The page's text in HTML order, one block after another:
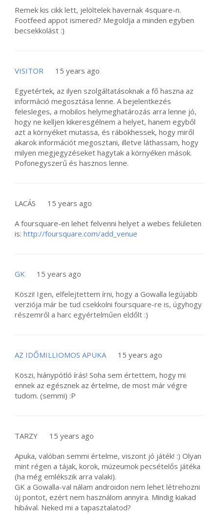
Remek kis cikk lett, jelöltelek havernak 4square-n.
Footfeed appot ismered? Megoldja a minden egyben
becsekkolást :)
VISITOR 15 years ago
Egyetértek, az ilyen szolgáltatásoknak a fő haszna az
információ megosztása lenne. A bejelentkezés
felesleges, a mobilos helymeghatározás arra lenne jó,
hogy ne kelljen kikeresgélnem a helyet, hanem egyből
azt a környéket mutassa, és rábökhessek, hogy miről
akarok információt megosztani, illetve láthassam, hogy
milyen megjegyzéseket hagytak a környéken mások.
Pofonegyszerű és hasznos lenne.
LACÁS 15 years ago
A foursquare-en lehet felvenni helyet a webes felületen
is: http://foursquare.com/add_venue
GK 15 years ago
Köszi! Igen, elfelejtettem írni, hogy a Gowalla legújabb
verziója már be tud csekkolni foursquare-re is, úgyhogy
részemről a harc egyértelműen eldőlt :)
AZ IDŐMILLIOMOS APUKA 15 years ago
Köszi, hiánypótló írás! Soha sem értettem, hogy mi
ennek az egésznek az értelme, de most már végre
tudom. (semmi) :P
TARZY 15 years ago
Apuka, valóban semmi értelme, viszont jó játék! :) Olyan
mint régen a tájak, korok, múzeumok pecsételős játéka
(ha még emlékszik arra valaki).
GK a Gowalla-val nálam androidon nem lehet létrehozni
új pontot, ezért nem használom annyira. Mindig kiakad
hibával. Neked mi a tapasztalatod?